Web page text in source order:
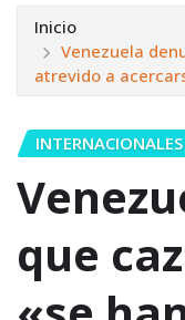
Inicio
Venezuela
atrevido a
INTERNACIONALES
que